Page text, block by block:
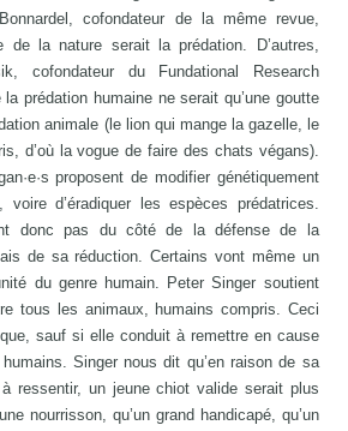
cofondateur de la même revue,
de la nature serait la prédation. D’autres,
cofondateur du Fundational Research
prédation humaine ne serait qu’une goutte
animale (le lion qui mange la gazelle, le
d’où la vogue de faire des chats végans).
proposent de modifier génétiquement
voire d’éradiquer les espèces prédatrices.
donc pas du côté de la défense de la
de sa réduction. Certains vont même un
du genre humain. Peter Singer soutient
tous les animaux, humains compris. Ceci
sauf si elle conduit à remettre en cause
Singer nous dit qu’en raison de sa
ressentir, un jeune chiot valide serait plus
nourrisson, qu’un grand handicapé, qu’un